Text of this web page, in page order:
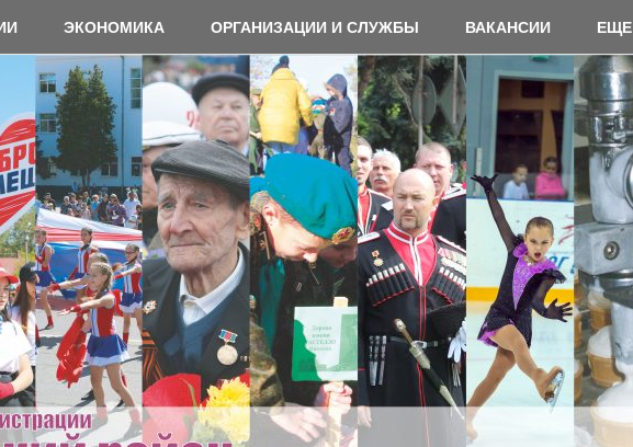
ЭКОНОМИКА ОРГАНИЗАЦИИ И СЛУЖБЫ ВАКАНСИИ ЕЩЕ